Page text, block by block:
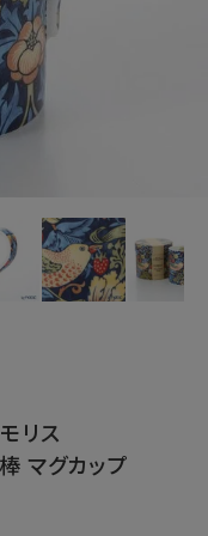
リス
マグカップ